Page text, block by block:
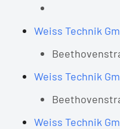
Weiss Technik
Weiss Technik
Weiss Technik